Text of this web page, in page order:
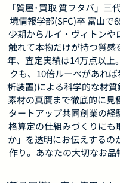
「質屋･買取 質フタバ」三
境情報学部(SFC)卒 富山で
少期からルイ・ヴィトン
触れて本物だけが持つ質感
年、査定実績は14万点以上
クも、10倍ルーペがあれ
析装置)による科学的な材
素材の真贋まで徹底的に見
タートアップ共同創業の
格算定の仕組みづくりに
か」を透明にお伝えするの
作り。あなたの大切なお品